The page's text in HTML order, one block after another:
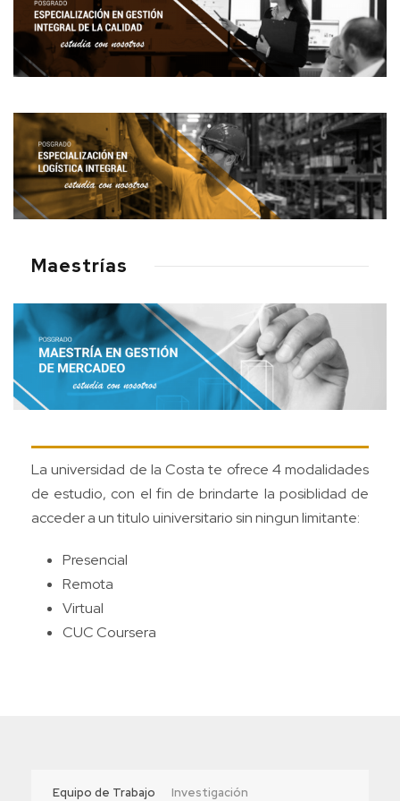
Maestrías
La universidad de la Costa te ofrece 4 modalidades
de estudio, con el fin de brindarte la posiblidad de
acceder a un titulo uiniversitario sin ningun limitante:
Presencial
Remota
Virtual
CUC Coursera
Equipo de Trabajo Investigación